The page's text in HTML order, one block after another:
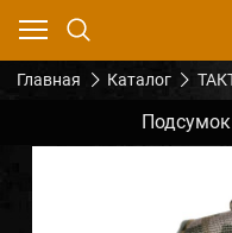
Главная Каталог